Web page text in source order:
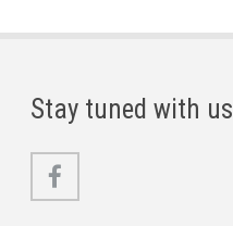
Stay tuned with us